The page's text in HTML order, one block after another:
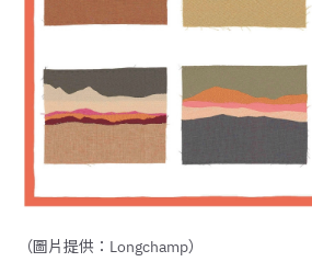
（圖片提供：Longchamp）